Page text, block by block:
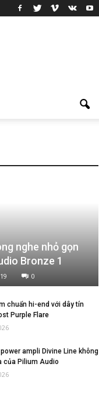
nghe nhỏ gọn
Bronze 1
0
chuẩn hi-end với dây tín
Purple Flare
ampli Divine Line không
của Pilium Audio